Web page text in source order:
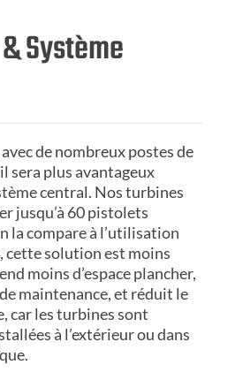
Système
de nombreux postes de
sera plus avantageux
central. Nos turbines
jusqu’à 60 pistolets
la compare à l’utilisation
cette solution est moins
moins d’espace plancher,
maintenance, et réduit le
car les turbines sont
à l’extérieur ou dans